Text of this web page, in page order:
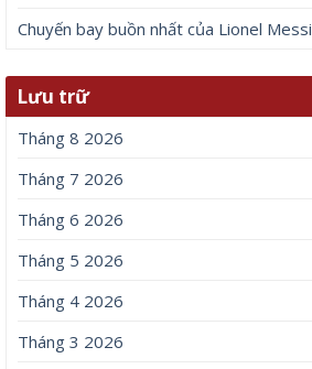
Chuyến bay buồn nhất của Lionel Messi
Lưu trữ
Tháng 8 2026
Tháng 7 2026
Tháng 6 2026
Tháng 5 2026
Tháng 4 2026
Tháng 3 2026